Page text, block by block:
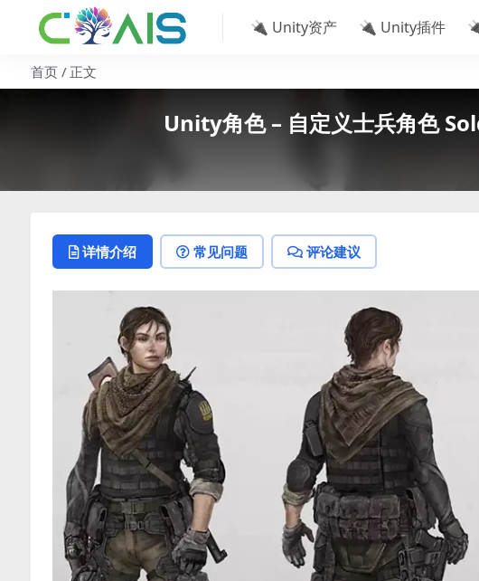
🔌 Unity资产 🔌 Unity插件
首页 正文
Unity角色 – 自定义士兵角色
详情介绍 常见问题 评论建议